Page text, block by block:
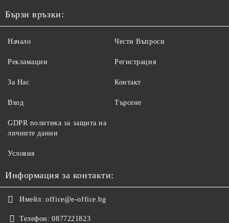
Бързи връзки:
Начало
Рекламации
За Нас
Вход
Чести Въпроси
Регистрация
Контакт
Търсене
GDPR политика за защита на
личните данни
Условия
Информация за контакти:
Имейл: office@e-office.bg
Телефон: 0877221823